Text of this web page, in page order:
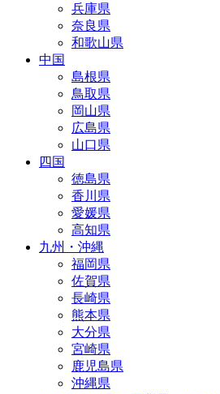
兵庫県
奈良県
和歌山県
中国
島根県
鳥取県
岡山県
広島県
山口県
四国
徳島県
香川県
愛媛県
高知県
九州・沖縄
福岡県
佐賀県
長崎県
熊本県
大分県
宮崎県
鹿児島県
沖縄県